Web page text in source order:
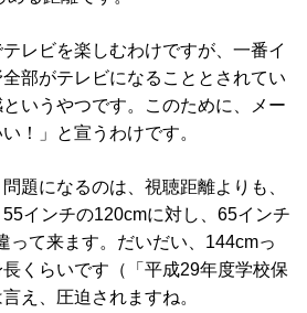
レビを楽しむわけですが、一番イ
部がテレビになることとされてい
いうやつです。このために、メー
！」と宣うわけです。
題になるのは、視聴距離よりも、
インチの120cmに対し、65インチ
って来ます。だいだい、144cmっ
くらいです（「平成29年度学校保
え、圧迫されますね。